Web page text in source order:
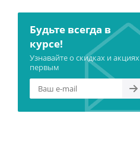
Будьте всегда в
курсе!
Узнавайте о скидках и акциях
первым